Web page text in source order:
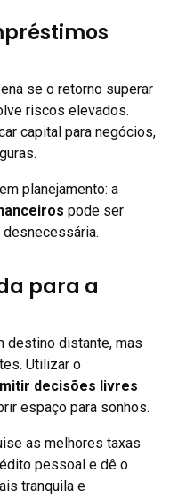
se o retorno superar
riscos elevados.
capital para negócios,
planejamento: a
pode ser
para a
destino distante, mas
Utilizar o
decisões livres
espaço para sonhos.
as melhores taxas
pessoal e dê o
tranquila e